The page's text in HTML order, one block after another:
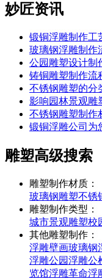
妙匠资讯
锻铜浮雕制作工
玻璃钢浮雕制作
公园雕塑设计制
铸铜雕塑制作流
不锈钢雕塑的分
影响园林景观雕
不锈钢雕塑制作
锻铜浮雕公司为
雕塑高级搜索
雕塑制作材质：
玻璃钢雕塑不锈
雕塑制作类型：
城市景观雕塑校
其他雕塑制作：
浮雕壁画玻璃钢
浮雕公园浮雕公
览馆浮雕革命浮